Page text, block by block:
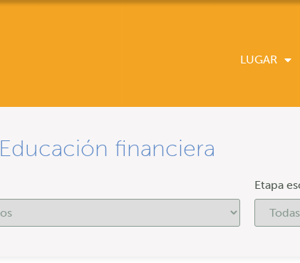
LUGAR
Educación financiera
Etapa